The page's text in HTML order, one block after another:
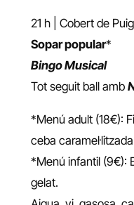
21 h | Cobert de
Sopar popular*
Bingo Musical
Tot seguit ball amb
*Menú adult (18€):
ceba
*Menú infantil (9€):
gelat.